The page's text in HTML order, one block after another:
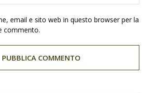
email e sito web in questo browser per la
commento.